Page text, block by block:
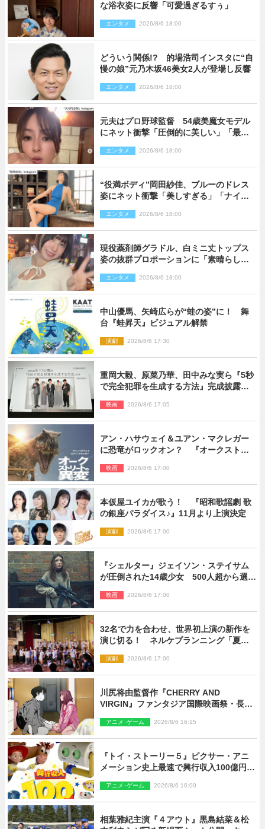
な浴衣姿に反響「可愛過ぎるすぅ」
エンタメ 2026/8/6 18:00
どういう関係!? 的場浩司インスタに“自
慢の娘”元乃木坂46美女2人が登場し反響
エンタメ 2026/8/6 18:00
元夫はプロ野球監督 54歳美魔女モデル
にネット衝撃「圧倒的に美しい」「最強
エンタメ 2026/8/6 18:00
“役満ボディ”岡田紗佳、ブルーのドレス
姿にネット衝撃「美しすぎる」「ナイ
エンタメ 2026/8/6 18:00
現役薬剤師グラドル、白ミニ丈トップス
姿の抜群プロポーションに「素晴らしす
エンタメ 2026/8/6 18:00
中山優馬、矢崎広らが“蛙の姿”に！ 舞
台『蛙昇天』ビジュアル解禁
演劇 2026/8/6 17:30
重岡大毅、原菜乃華、田中みな実ら『5秒
で完全犯罪を生成する方法』完成披露に
映画 2026/8/6 17:05
アン・ハサウェイ＆ユアン・マクレガー
に恐竜がロックオン？ 『オークストリ
解禁
映画 2026/8/6 17:00
本仮屋ユイカが歌う！ 『昭和歌謡劇 歌
の銀座パラダイス♪』11月より上演決定
演劇 2026/8/6 17:00
『シェルター』ジェイソン・ステイサム
が圧倒された14歳少女 500人超から選出
とは
映画 2026/8/6 17:00
32名で力を合わせ、世界初上演の新作を
演じ切る！ ネルケプランニング「夏休
ト【最終日】
演劇 2026/8/6 17:00
川尻将由監督作『CHERRY AND
VIRGIN』ファンタジア国際映画祭・長編
アニメ･ゲーム 2026/8/6 16:15
『トイ・ストーリー５』ピクサー・アニ
メーション史上最速で興行収入100億円突
アニメ･ゲーム 2026/8/6 16:00
相葉雅紀主演『４アウト』黒島結菜＆松